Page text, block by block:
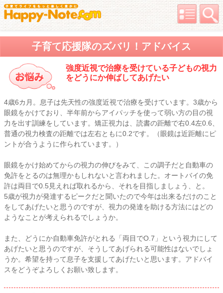
子育て応援隊のズバリ！アドバイス
強度近視で治療を受けている子どもの視力
をどうにか伸ばしてあげたい
4歳6カ月。息子は先天性の強度近視で治療を受けています。3歳から
眼鏡をかけており、半年前からアイパッチを使って弱い方の目の視
力を出す訓練をしています。矯正視力は、読書の距離で右0.4左0.6、
普通の視力検査の距離では左右ともに0.2です。（眼鏡は近距離にピ
ントが合うように作られています。）
眼鏡をかけ始めてからの視力の伸びをみて、この調子だと自動車の
免許をとるのは無理かもしれないと言われました。オートバイの免
許は両目で0.5見えれば取れるから、それを目指しましょう、と。
5歳が視力が発達するピークだと聞いたので今年は出来るだけのこと
をしてあげたいと思うのですが、視力の発達を助ける方法にはどの
ようなことが考えられるでしょうか。
また、どうにか自動車免許がとれる「両目でO.7」という視力にして
あげたいと思うのですが、そうしてあげられる可能性はないでしょ
うか。希望を持って息子を支援してあげたいと思います。アドバイ
スをどうぞよろしくお願い致します。